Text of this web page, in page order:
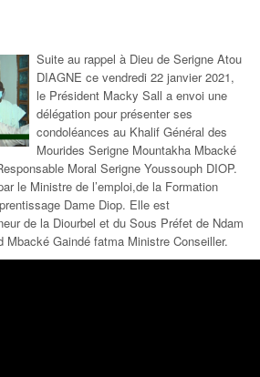
Suite au rappel à Dieu de Serigne Atou
DIAGNE ce vendredi 22 janvier 2021,
le Président Macky Sall a envoi une
délégation pour présenter ses
condoléances au Khalif Général des
Mourides Serigne Mountakha Mbacké
Moral Serigne Youssouph DIOP.
le Ministre de l’emploi,de la Formation
Dame Diop. Elle est
de la Diourbel et du Sous Préfet de Ndam
Mbacké Gaindé fatma Ministre Conseiller.